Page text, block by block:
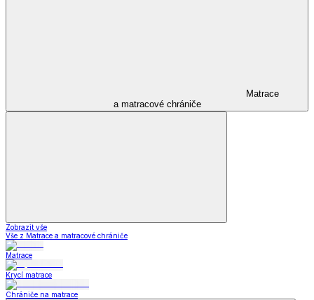
Matrace
a matracové chrániče
Zobrazit vše
Vše z Matrace a matracové chrániče
Matrace
Krycí matrace
Chrániče na matrace